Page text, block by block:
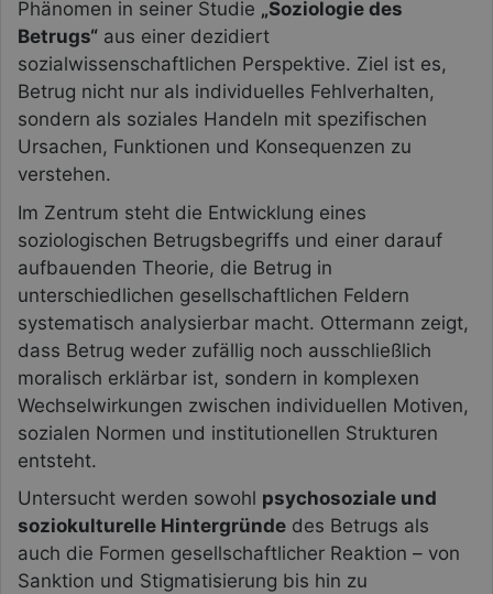
Phänomen in seiner Studie „Soziologie des
Betrugs“ aus einer dezidiert
sozialwissenschaftlichen Perspektive. Ziel ist es,
Betrug nicht nur als individuelles Fehlverhalten,
sondern als soziales Handeln mit spezifischen
Ursachen, Funktionen und Konsequenzen zu
verstehen.
Im Zentrum steht die Entwicklung eines
soziologischen Betrugsbegriffs und einer darauf
aufbauenden Theorie, die Betrug in
unterschiedlichen gesellschaftlichen Feldern
systematisch analysierbar macht. Ottermann zeigt,
dass Betrug weder zufällig noch ausschließlich
moralisch erklärbar ist, sondern in komplexen
Wechselwirkungen zwischen individuellen Motiven,
sozialen Normen und institutionellen Strukturen
entsteht.
Untersucht werden sowohl psychosoziale und
soziokulturelle Hintergründe des Betrugs als
auch die Formen gesellschaftlicher Reaktion – von
Sanktion und Stigmatisierung bis hin zu